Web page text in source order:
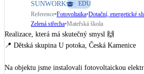
SUNWORK EDU
Reference•Fotovoltaika•Dotační, energetické
Zelená střecha•Mateřská škola
Realizace, která má skutečný smysl 🙌
📍 Dětská skupina U potoka, Česká Kamenice
Na objektu jsme instalovali fotovoltaickou